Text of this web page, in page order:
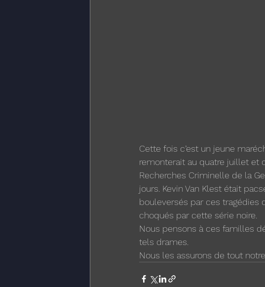
Cette fois c’est un jeune
remonterait au quatre juillet et
Recherches Criminelle de la
jours. Kevin Van Klest était
bouleversés par ces tragédies
choqués par cette série noire.
Nous pensons à ces familles
tels drames.
Nous les assurons de tout